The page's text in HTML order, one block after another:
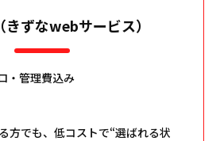
ずなwebサービス）
・管理費込み
方でも、低コストで“選ばれる状